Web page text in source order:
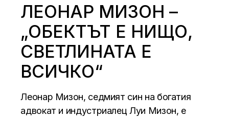
ЛЕОНАР МИЗОН –
„ОБЕКТЪТ Е НИЩО,
СВЕТЛИНАТА Е
ВСИЧКО“
Леонар Мизон, седмият син на богатия
адвокат и индустриалец Луи Мизон, е